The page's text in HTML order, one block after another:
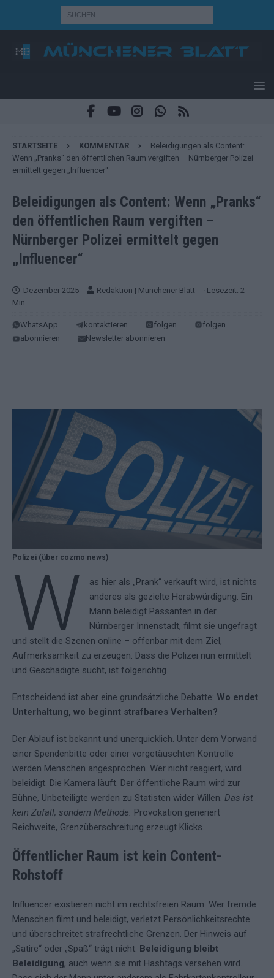
STARTSEITE KOMMENTAR
Beleidigungen als Content:
Wenn „Pranks“ den öffentlichen Raum vergiften – Nürnberger Polizei
ermittelt gegen „Influencer“
Beleidigungen als Content: Wenn „Pranks“
den öffentlichen Raum vergiften –
Nürnberger Polizei ermittelt gegen
„Influencer“
Dezember 2025 Redaktion | Münchener Blatt
· Lesezeit: 2
Min.
WhatsApp kontaktieren folgen
folgen
abonnieren
Newsletter abonnieren
Polizei (über cozmo news)
W
as hier als „Prank“ verkauft wird, ist nichts
anderes als gezielte Herabwürdigung. Ein
Mann beleidigt Passanten in der
Nürnberger Innenstadt, filmt sie ungefragt
und stellt die Szenen online – offenbar mit dem Ziel,
Aufmerksamkeit zu erzeugen. Dass die Polizei nun ermittelt
und Geschädigte sucht, ist folgerichtig.
Entscheidend ist aber eine grundsätzliche Debatte: Wo endet
Unterhaltung, wo beginnt strafbares Verhalten?
Der Ablauf ist bekannt und unerquicklich. Unter dem Vorwand
einer Spendenbitte oder einer vorgetäuschten Kontrolle
werden Menschen angesprochen. Wer nicht reagiert, wird
beleidigt. Die Kamera läuft. Der öffentliche Raum wird zur
Bühne, Unbeteiligte werden zu Statisten wider Willen. Das ist
kein Zufall, sondern Methode. Provokation generiert
Reichweite, Grenzüberschreitung erzeugt Klicks.
Öffentlicher Raum ist kein Content-
Rohstoff
Influencer existieren nicht im rechtsfreien Raum. Wer fremde
Menschen filmt und beleidigt, verletzt Persönlichkeitsrechte
und überschreitet strafrechtliche Grenzen. Der Hinweis auf
„Satire“ oder „Spaß“ trägt nicht. Beleidigung bleibt
Beleidigung, auch wenn sie mit Hashtags versehen wird.